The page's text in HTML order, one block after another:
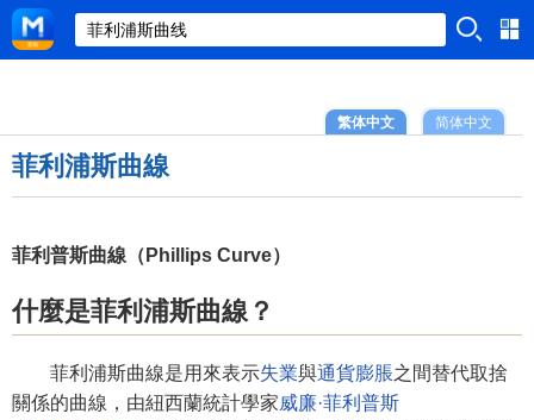
简体中文
繁体中文
菲利浦斯曲線
菲利普斯曲線（Phillips Curve）
什麼是菲利浦斯曲線？
菲利浦斯曲線是用來表示失業與通貨膨脹之間替代取捨
關係的曲線，由紐西蘭統計學家威廉·菲利普斯